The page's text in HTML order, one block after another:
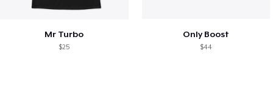
Mr Turbo
$25
Only Boost
$44